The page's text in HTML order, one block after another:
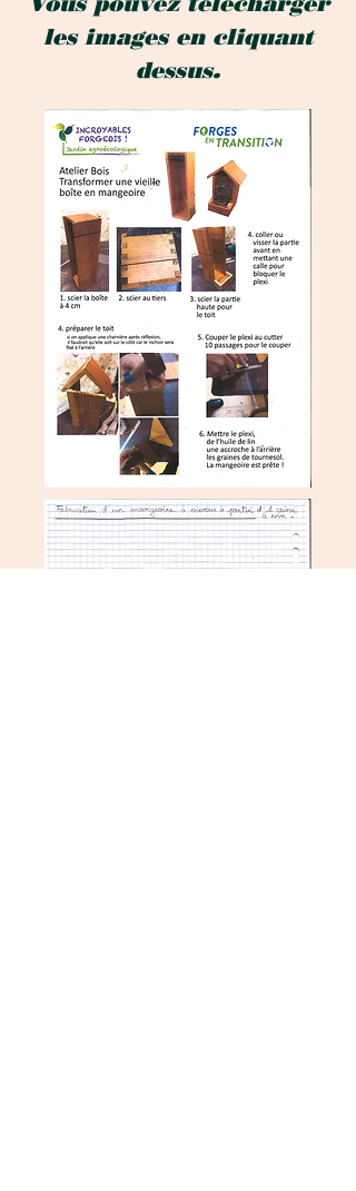
les images en cliquant
dessus.